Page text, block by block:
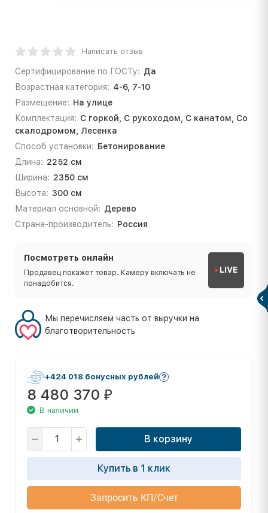
Написать отзыв
Сертифицирование по ГОСТу: Да
Возрастная категория: 4-6, 7-10
Размещение: На улице
Комплектация: С горкой, С рукоходом, С канатом, Со
скалодромом, Лесенка
Способ установки: Бетонирование
Длина: 2252 см
Ширина: 2350 см
Высота: 300 см
Материал основной: Дерево
Страна-производитель: Россия
Посмотреть онлайн
Продавец покажет товар. Камеру включать не
понадобится.
LIVE
Мы перечисляем часть от выручки на
благотворительность
+424 018 бонусных рублей
8 480 370 ₽
В наличии
В корзину
Купить в 1 клик
Запросить КП/Счет